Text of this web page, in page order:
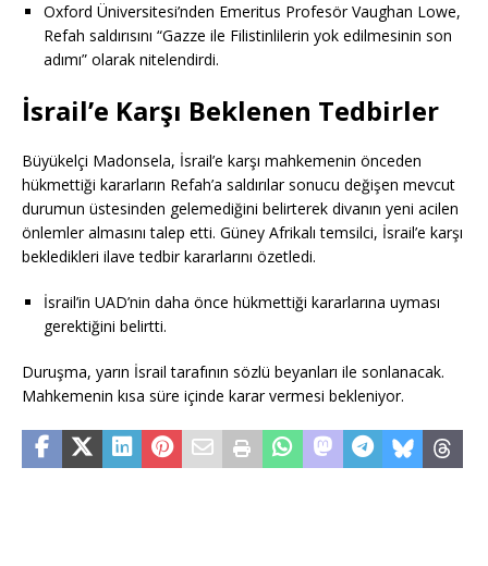
Oxford Üniversitesi’nden Emeritus Profesör Vaughan Lowe,
Refah saldırısını “Gazze ile Filistinlilerin yok edilmesinin son
adımı” olarak nitelendirdi.
İsrail’e Karşı Beklenen Tedbirler
Büyükelçi Madonsela, İsrail’e karşı mahkemenin önceden
hükmettiği kararların Refah’a saldırılar sonucu değişen mevcut
durumun üstesinden gelemediğini belirterek divanın yeni acilen
önlemler almasını talep etti. Güney Afrikalı temsilci, İsrail’e karşı
bekledikleri ilave tedbir kararlarını özetledi.
İsrail’in UAD’nin daha önce hükmettiği kararlarına uyması
gerektiğini belirtti.
Duruşma, yarın İsrail tarafının sözlü beyanları ile sonlanacak.
Mahkemenin kısa süre içinde karar vermesi bekleniyor.